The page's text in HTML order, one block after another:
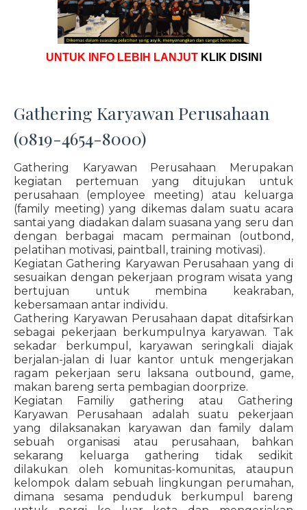
UNTUK INFO LEBIH LANJUT KLIK DISINI
Gathering Karyawan Perusahaan
(0819-4654-8000)
Gathering Karyawan Perusahaan Merupakan
kegiatan pertemuan yang ditujukan untuk
perusahaan (employee meeting) atau keluarga
(family meeting) yang dikemas dalam suatu acara
santai yang diadakan dalam suasana yang seru dan
dengan berbagai macam permainan (outbond,
pelatihan motivasi, paintball, training motivasi).
Kegiatan Gathering Karyawan Perusahaan yang di
sesuaikan dengan pekerjaan program wisata yang
bertujuan untuk membina keakraban,
kebersamaan antar individu.
Gathering Karyawan Perusahaan dapat ditafsirkan
sebagai pekerjaan berkumpulnya karyawan. Tak
sekadar berkumpul, karyawan seringkali diajak
berjalan-jalan di luar kantor untuk mengerjakan
ragam pekerjaan seru laksana outbound, game,
makan bareng serta pembagian doorprize.
Kegiatan Familiy gathering atau Gathering
Karyawan Perusahaan adalah suatu pekerjaan
yang dilaksanakan karyawan dan family dalam
sebuah organisasi atau perusahaan, bahkan
sekarang keluarga gathering tidak sedikit
dilakukan oleh komunitas-komunitas, ataupun
kelompok dalam sebuah lingkungan perumahan,
dimana sesama penduduk berkumpul bareng